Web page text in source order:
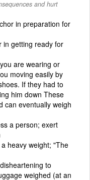
and hurt
in preparation for
in getting ready for
are wearing or
moving easily by
If they had to
him down These
can eventually weigh
a person; exert
heavy weight; "The
to
weighed (at an